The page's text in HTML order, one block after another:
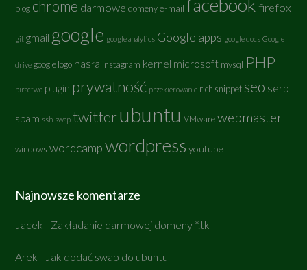
blog chrome darmowe domeny e-mail facebook firefox
git gmail google google analytics Google apps google docs Google
drive google logo hasła instagram kernel microsoft mysql PHP
piractwo plugin prywatność przekierowanie rich snippet seo serp
spam ssh swap twitterubuntu VMware webmaster
windows wordcamp wordpress youtube
Najnowsze komentarze
Jacek - Zakładanie darmowej domeny *.tk
Arek - Jak dodać swap do ubuntu